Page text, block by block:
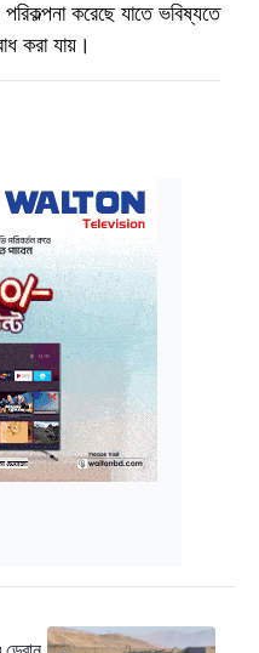
করেছে যাতে ভবিষ্যতে
করা যায়।